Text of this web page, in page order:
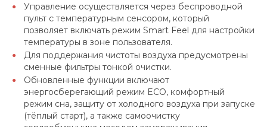
Управление осуществляется через беспроводной
пульт с температурным сенсором, который
позволяет включать режим Smart Feel для настройки
температуры в зоне пользователя.
Для поддержания чистоты воздуха предусмотрены
сменные фильтры тонкой очистки.
Обновленные функции включают
энергосберегающий режим ECO, комфортный
режим сна, защиту от холодного воздуха при запуске
(тёплый старт), а также самоочистку